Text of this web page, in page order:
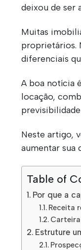
deixou de ser
Muitas
proprietários.
diferenciais
A boa notícia
locação,
Neste artigo,
aumentar sua
Table of
Por que a
Receita
Estruture